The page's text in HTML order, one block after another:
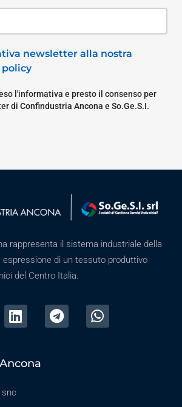
newsletter alla nostra
policy
l'informativa e presto il consenso per
di Confindustria Ancona e So.Ge.S.I.
rappresenta il sistema industriale della
espressione di un tessuto produttivo
del Centro Italia.
snc